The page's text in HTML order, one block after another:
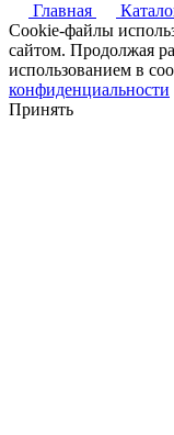
Главная
Cookie-файлы
сайтом. Продолжая
использованием в
конфиденциальности
Принять